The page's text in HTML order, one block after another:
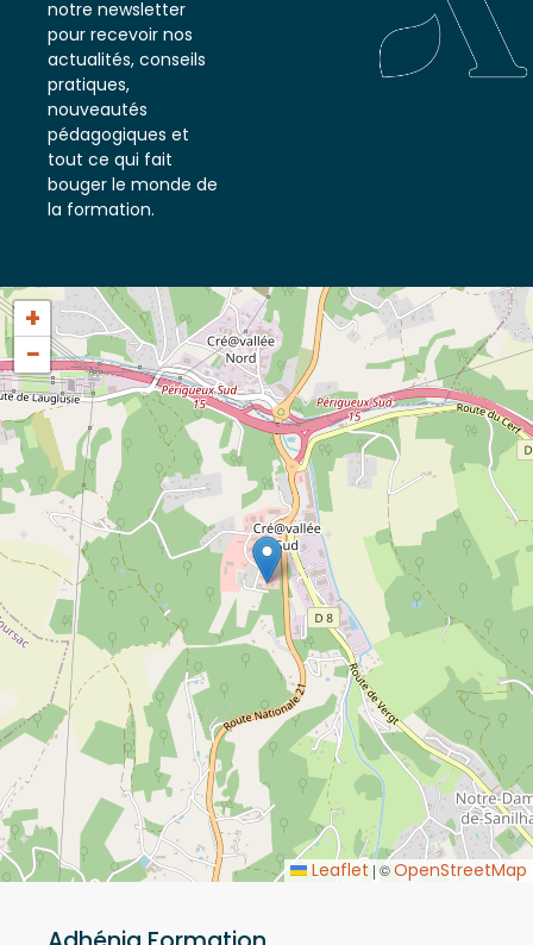
Inscrivez-vous à
notre newsletter
pour recevoir nos
actualités, conseils
pratiques,
nouveautés
pédagogiques et
tout ce qui fait
bouger le monde de
+
−